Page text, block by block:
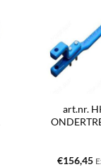
art.nr.
€156,45